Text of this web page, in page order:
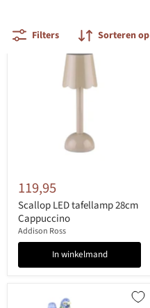
Filters Sorteren op
119,95
Scallop LED tafellamp 28cm
Cappuccino
Addison Ross
In winkelmand